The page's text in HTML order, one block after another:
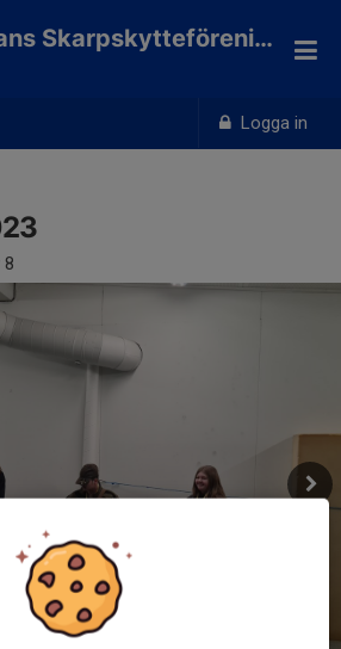
Logga in
Trollhättans Skarpskytteförening